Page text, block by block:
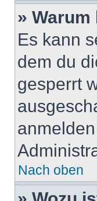
»
Es kann
dem du
gesperrt
Nach oben